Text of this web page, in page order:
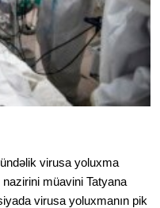
virusa yoluxma
nazirini müavini Tatyana
virusa yoluxmanın pik